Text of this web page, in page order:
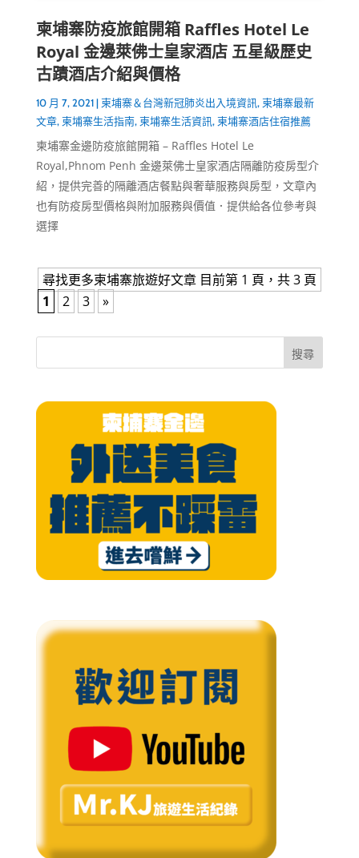
柬埔寨防疫旅館開箱 Raffles Hotel Le
Royal 金邊萊佛士皇家酒店 五星級歷史
古蹟酒店介紹與價格
10 月 7, 2021|柬埔寨＆台灣新冠肺炎出入境資訊,柬埔寨最新
文章,柬埔寨生活指南,柬埔寨生活資訊,柬埔寨酒店住宿推薦
柬埔寨金邊防疫旅館開箱 – Raffles Hotel Le
Royal,Phnom Penh 金邊萊佛士皇家酒店隔離防疫房型介
紹，提供完善的隔離酒店餐點與奢華服務與房型，文章內
也有防疫房型價格與附加服務與價值．提供給各位參考與
選擇
尋找更多柬埔寨旅遊好文章 目前第 1 頁，共 3 頁
1
2 3 »